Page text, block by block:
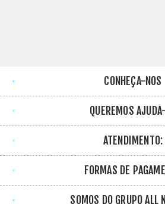
CONHEÇA-NOS
QUEREMOS
ATENDIMENTO:
FORMAS DE
SOMOS DO GRUPO ALL